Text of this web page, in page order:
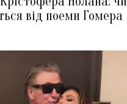
від поеми Гомера